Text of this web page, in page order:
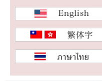
複数条件
詳細